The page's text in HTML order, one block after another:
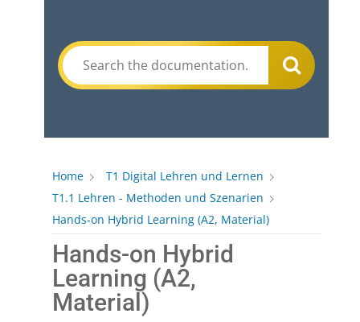
Home
T1 Digital Lehren und Lernen
T1.1 Lehren - Methoden und Szenarien
Hands-on Hybrid Learning (A2, Material)
Hands-on Hybrid
Learning (A2,
Material)